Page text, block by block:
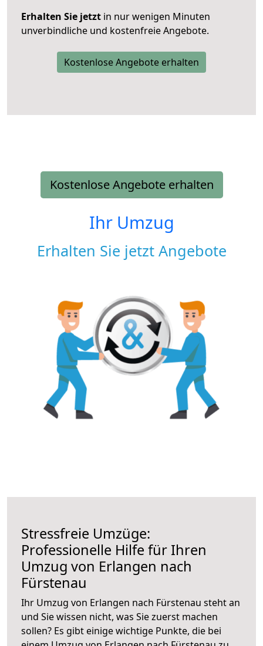
Erhalten Sie jetzt in nur wenigen Minuten
unverbindliche und kostenfreie Angebote.
Kostenlose Angebote erhalten
Kostenlose Angebote erhalten
Ihr Umzug
Erhalten Sie jetzt Angebote
Stressfreie Umzüge:
Professionelle Hilfe für Ihren
Umzug von Erlangen nach
Fürstenau
Ihr Umzug von Erlangen nach Fürstenau steht an
und Sie wissen nicht, was Sie zuerst machen
sollen? Es gibt einige wichtige Punkte, die bei